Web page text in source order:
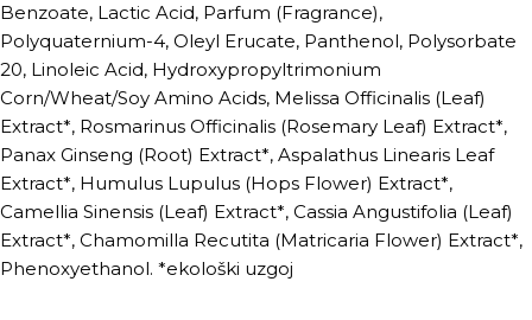
Benzoate, Lactic Acid, Parfum (Fragrance),
Polyquaternium-4, Oleyl Erucate, Panthenol, Polysorbate
20, Linoleic Acid, Hydroxypropyltrimonium
Corn/Wheat/Soy Amino Acids, Melissa Officinalis (Leaf)
Extract*, Rosmarinus Officinalis (Rosemary Leaf) Extract*,
Panax Ginseng (Root) Extract*, Aspalathus Linearis Leaf
Extract*, Humulus Lupulus (Hops Flower) Extract*,
Camellia Sinensis (Leaf) Extract*, Cassia Angustifolia (Leaf)
Extract*, Chamomilla Recutita (Matricaria Flower) Extract*,
Phenoxyethanol. *ekološki uzgoj